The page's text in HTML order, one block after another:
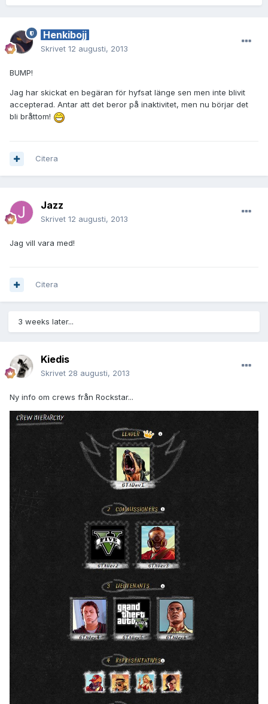
Henkibojj
Skrivet 12 augusti, 2013
BUMP!
Jag har skickat en begäran för hyfsat länge sen men inte blivit
accepterad. Antar att det beror på inaktivitet, men nu börjar det
bli bråttom!
Citera
Jazz
Skrivet 12 augusti, 2013
Jag vill vara med!
Citera
3 weeks later...
Kiedis
Skrivet 28 augusti, 2013
Ny info om crews från Rockstar...